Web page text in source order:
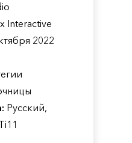
Interactive
2022
Русский,